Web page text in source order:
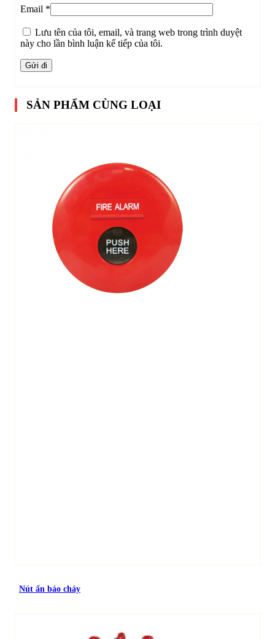
Email *
Lưu tên của tôi, email, và trang web trong trình duyệt
này cho lần bình luận kế tiếp của tôi.
SẢN PHẨM CÙNG LOẠI
Nút ấn báo cháy